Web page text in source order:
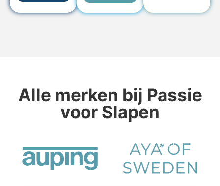
Alle merken bij Passie
voor Slapen